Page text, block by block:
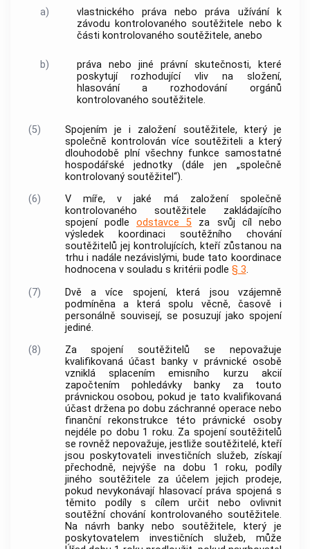
a)
vlastnického práva nebo práva užívání k
závodu kontrolovanéhosoutěžitele nebo k
části kontrolovaného soutěžitele, anebo
b)
práva nebo jiné právní skutečnosti, které
poskytují rozhodující vliv na složení,
hlasování a rozhodování orgánů
kontrolovaného soutěžitele.
(5) Spojením je i založení soutěžitele, který je
společně kontrolován více soutěžiteli a který
dlouhodobě plní všechny funkce samostatné
hospodářské jednotky (dále jen „společně
kontrolovaný soutěžitel “).
(6)
V míře, v jaké má založení společně
kontrolovaného soutěžitele zakládajícího
spojení podle odstavce 5 za svůj cíl nebo
výsledek koordinaci soutěžního chování
soutěžitelů jej kontrolujících, kteří zůstanou na
trhu i nadále nezávislými, bude tato koordinace
hodnocena v souladu s kritérii podle § 3.
(7)
Dvě a více spojení, která jsou vzájemně
podmíněna a která spolu věcně, časově i
personálně souvisejí, se posuzují jako spojení
jediné.
(8)
Za spojenísoutěžitelů se nepovažuje
kvalifikovaná účast
bankyv právnické osobě
vzniklá splacením emisního kurzu akcií
započtením pohledávky
banky za touto
právnickou osobou, pokud je tato kvalifikovaná
účast držena po dobu záchranné operace nebo
finanční rekonstrukce této právnické osoby
nejdéle po dobu 1 roku. Za spojení soutěžitelů
se rovněž nepovažuje, jestliže soutěžitelé, kteří
jsou poskytovateli investičních služeb, získají
přechodně, nejvýše na dobu 1 roku, podíly
jiného soutěžitele za účelem jejich prodeje,
pokud nevykonávají hlasovací práva spojená s
těmito podíly s cílem určit nebo ovlivnit
soutěžní chování kontrolovaného soutěžitele.
Na návrh
bankynebo soutěžitele, který je
poskytovatelem investičních služeb, může